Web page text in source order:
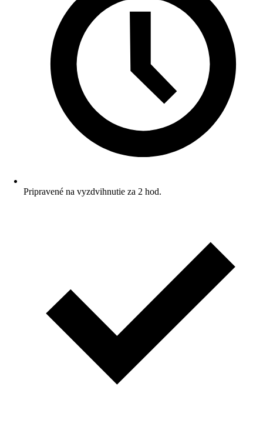
Pripravené na vyzdvihnutie za 2 hod.